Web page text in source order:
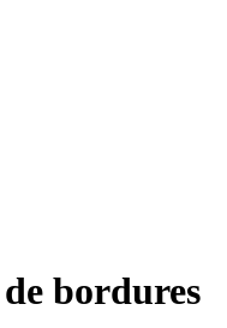
de bordures